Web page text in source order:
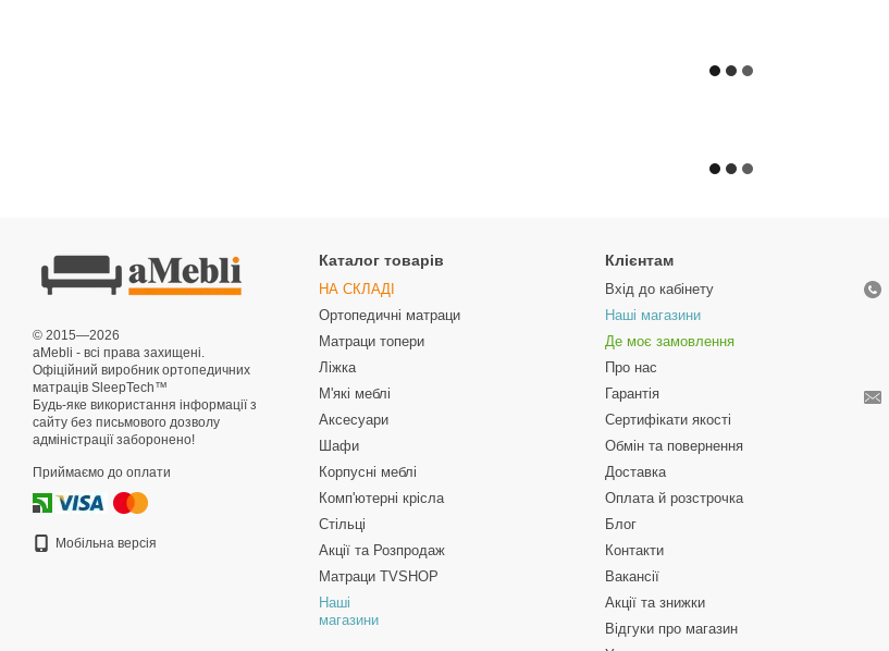
© 2015—2026
aMebli - всі права захищені.
Офіційний виробник ортопедичних
матраців SleepTech™
Будь-яке використання інформації з
сайту без письмового дозволу
адміністрації заборонено!
Приймаємо до оплати
Мобільна версія
Каталог товарів
НА СКЛАДІ
Ортопедичні матраци
Матраци топери
Ліжка
М'які меблі
Аксесуари
Шафи
Корпусні меблі
Комп'ютерні крісла
Стільці
Акції та Розпродаж
Матраци TVSHOP
Наші
магазини
Клієнтам
Вхід до кабінету
Наші магазини
Де моє замовлення
Про нас
Гарантія
Сертифікати якості
Обмін та повернення
Доставка
Оплата й розстрочка
Блог
Контакти
Вакансії
Акції та знижки
Відгуки про магазин